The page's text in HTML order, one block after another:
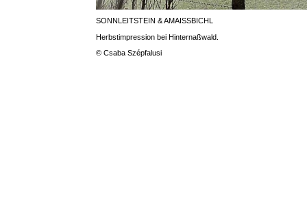
SONNLEITSTEIN & AMAISSBICHL
Herbstimpression bei Hinternaßwald.
© Csaba Szépfalusi